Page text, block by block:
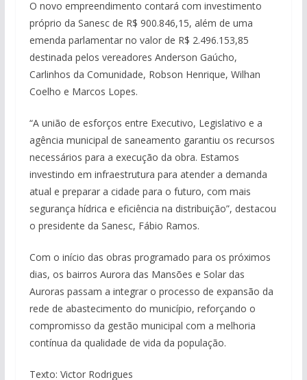
O novo empreendimento contará com investimento
próprio da Sanesc de R$ 900.846,15, além de uma
emenda parlamentar no valor de R$ 2.496.153,85
destinada pelos vereadores Anderson Gaúcho,
Carlinhos da Comunidade, Robson Henrique, Wilhan
Coelho e Marcos Lopes.
“A união de esforços entre Executivo, Legislativo e a
agência municipal de saneamento garantiu os recursos
necessários para a execução da obra. Estamos
investindo em infraestrutura para atender a demanda
atual e preparar a cidade para o futuro, com mais
segurança hídrica e eficiência na distribuição”, destacou
o presidente da Sanesc, Fábio Ramos.
Com o início das obras programado para os próximos
dias, os bairros Aurora das Mansões e Solar das
Auroras passam a integrar o processo de expansão da
rede de abastecimento do município, reforçando o
compromisso da gestão municipal com a melhoria
contínua da qualidade de vida da população.
Texto: Victor Rodrigues